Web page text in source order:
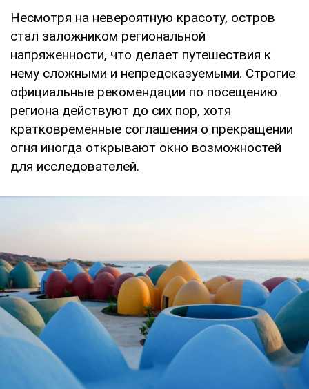
Несмотря на невероятную красоту, остров
стал заложником региональной
напряженности, что делает путешествия к
нему сложными и непредсказуемыми. Строгие
официальные рекомендации по посещению
региона действуют до сих пор, хотя
кратковременные соглашения о прекращении
огня иногда открывают окно возможностей
для исследователей.